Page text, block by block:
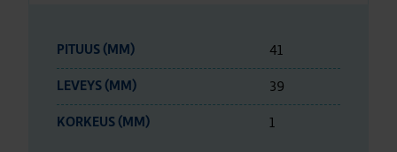
PITUUS (MM) 41
LEVEYS (MM) 39
KORKEUS (MM) 1